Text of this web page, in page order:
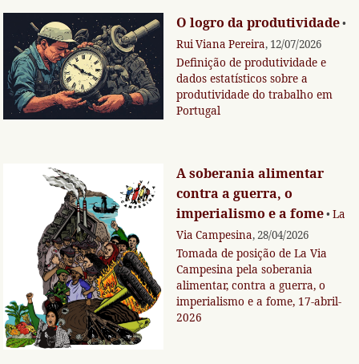
O logro da produtividade•
Rui Viana Pereira, 12/07/2026
Definição de produtividade e
dados estatísticos sobre a
produtividade do trabalho em
Portugal
A soberania alimentar
contra a guerra, o
imperialismo e a fome• La
Via Campesina, 28/04/2026
Tomada de posição de La Via
Campesina pela soberania
alimentar, contra a guerra, o
imperialismo e a fome, 17-abril-
2026